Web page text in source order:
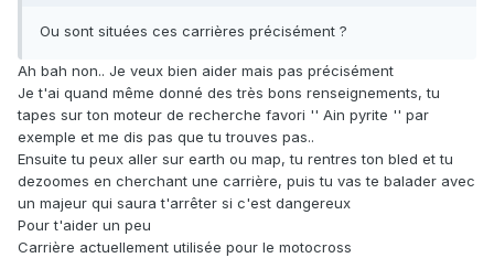
Ou sont situées ces carrières précisément ?
Ah bah non.. Je veux bien aider mais pas précisément
Je t'ai quand même donné des très bons renseignements, tu
tapes sur ton moteur de recherche favori '' Ain pyrite '' par
exemple et me dis pas que tu trouves pas..
Ensuite tu peux aller sur earth ou map, tu rentres ton bled et tu
dezoomes en cherchant une carrière, puis tu vas te balader avec
un majeur qui saura t'arrêter si c'est dangereux
Pour t'aider un peu
Carrière actuellement utilisée pour le motocross